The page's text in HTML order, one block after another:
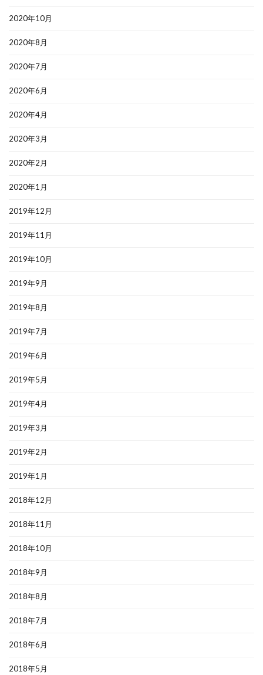
2020年10月
2020年8月
2020年7月
2020年6月
2020年4月
2020年3月
2020年2月
2020年1月
2019年12月
2019年11月
2019年10月
2019年9月
2019年8月
2019年7月
2019年6月
2019年5月
2019年4月
2019年3月
2019年2月
2019年1月
2018年12月
2018年11月
2018年10月
2018年9月
2018年8月
2018年7月
2018年6月
2018年5月